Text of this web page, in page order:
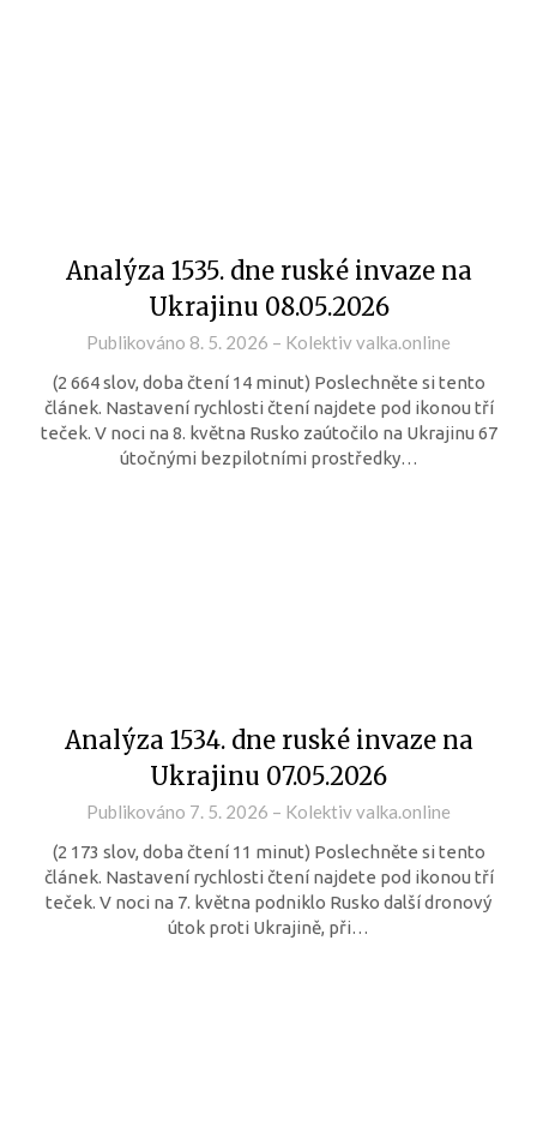
Analýza 1535. dne ruské invaze na
Ukrajinu 08.05.2026
Publikováno 8. 5. 2026 – Kolektiv valka.online
(2 664 slov, doba čtení 14 minut) Poslechněte si tento
článek. Nastavení rychlosti čtení najdete pod ikonou tří
teček. V noci na 8. května Rusko zaútočilo na Ukrajinu 67
útočnými bezpilotními prostředky…
Analýza 1534. dne ruské invaze na
Ukrajinu 07.05.2026
Publikováno 7. 5. 2026 – Kolektiv valka.online
(2 173 slov, doba čtení 11 minut) Poslechněte si tento
článek. Nastavení rychlosti čtení najdete pod ikonou tří
teček. V noci na 7. května podniklo Rusko další dronový
útok proti Ukrajině, při…